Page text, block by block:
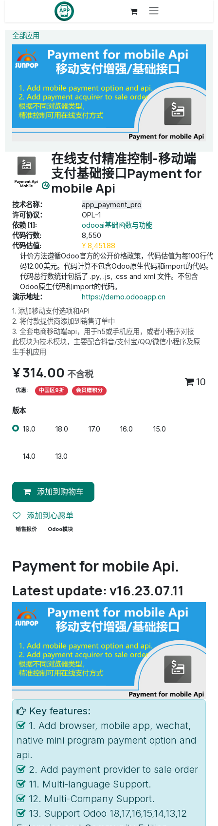
全部应用
在线支付精准控制-移动端
支付基础接口Payment for
mobile Api
技术名称：
app_payment_pro
许可协议：
OPL-1
依赖 [1]:
odooai基础函数与功能
代码行数:
8,550
代码估值:
¥8,451.88
计价方法遵循Odoo官方的公开价格政策，代码估值为每100行代
码12.00美元。代码计算不包含Odoo原生代码和import的代码。
代码总行数统计包括了 .py, .js, .css and xml 文件。不包含
Odoo原生代码和import的代码。
演示地址：
https://demo.odooapp.cn
1. 添加移动支付选项和API
2. 将付款提供商添加到销售订单中
3. 全套电商移动端api，用于h5或手机应用，或者小程序对接
此模块为技术模块，主要配合抖音/支付宝/QQ/微信小程序及原
生手机应用
¥314.00 不含税
优惠: 中国区9折 会员赠积分
10
版本
19.0 18.0 17.0 16.0 15.0
14.0 13.0
添加到购物车
添加到心愿单
销售报价 Odoo模块
Payment for mobile Api.
Latest update: v16.23.07.11
Key features:
1. Add browser, mobile app, wechat,
native mini program payment option and
api.
2. Add payment provider to sale order
11. Multi-language Support.
12. Multi-Company Support.
13. Support Odoo 18,17,16,15,14,13,12